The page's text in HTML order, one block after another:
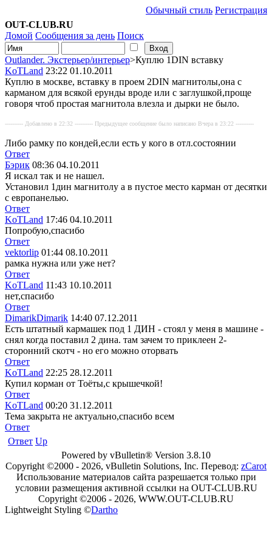
Обычный стиль Регистрация
OUT-CLUB.RU
Домой Сообщения за день Поиск
Outlander. Экстерьер/интерьер>Куплю 1DIN вставку
KoTLand 23:22 01.10.2011
Куплю в москве, вставку в проем 2DIN магнитолы,она с
карманом для всякой ерунды вроде или с заглушкой,проще
говоря чтоб простая магнитола влезла и дырки не было.
---------- Добавлено в 22:32 ---------- Предыдущее сообщение было написано Вчера в 23:22 ----------
Либо рамку по кондей,если есть у кого в отл.состоянии
Ответ
Бэрик 08:36 04.10.2011
Я искал так и не нашел.
Установил 1дин магнитолу а в пустое место карман от десятки
с европанелью.
Ответ
KoTLand 17:46 04.10.2011
Попробую,спасибо
Ответ
vektorlip 01:44 08.10.2011
рамка нужна или уже нет?
Ответ
KoTLand 11:43 10.10.2011
нет,спасибо
Ответ
DimarikDimarik 14:40 07.12.2011
Есть штатный кармашек под 1 ДИН - стоял у меня в машине -
снял когда поставил 2 дина. там зачем то приклеен 2-
сторонний скотч - но его можно оторвать
Ответ
KoTLand 22:25 28.12.2011
Купил корман от Тоёты,с крышечкой!
Ответ
KoTLand 00:20 31.12.2011
Тема закрыта не актуально,спасибо всем
Ответ
Ответ Up
Powered by vBulletin® Version 3.8.10
Copyright ©2000 - 2026, vBulletin Solutions, Inc. Перевод: zCarot
Использование материалов сайта разрешается только при
условии размещения активной ссылки на OUT-CLUB.RU
Copyright ©2006 - 2026, WWW.OUT-CLUB.RU
Lightweight Styling ©Dartho